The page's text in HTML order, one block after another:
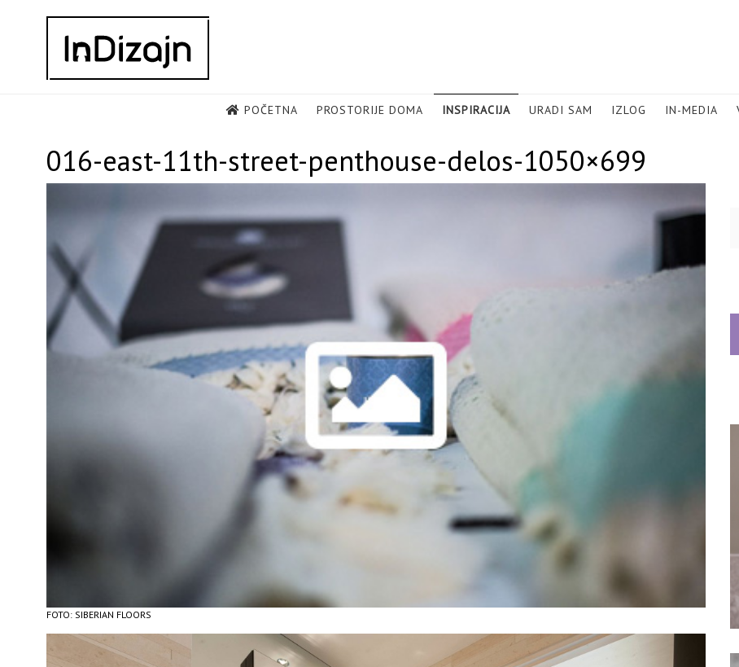
POČETNA PROSTORIJE DOMA INSPIRACIJA URADI SAM IZLOG IN-MEDIA
016-east-11th-street-penthouse-delos-1050×699
FOTO: SIBERIAN FLOORS